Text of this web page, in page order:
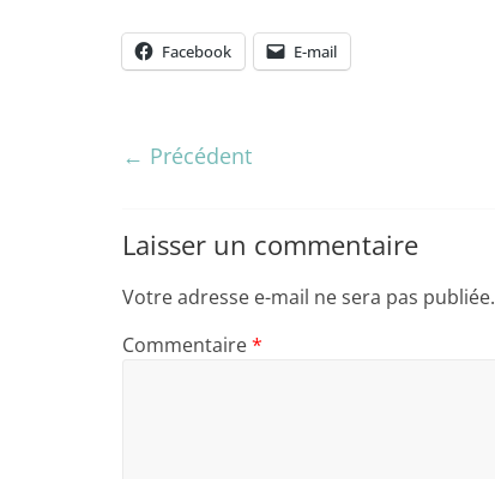
Facebook E-mail
← Précédent
Laisser un commentaire
Votre adresse e-mail ne sera pas publiée.
Commentaire*